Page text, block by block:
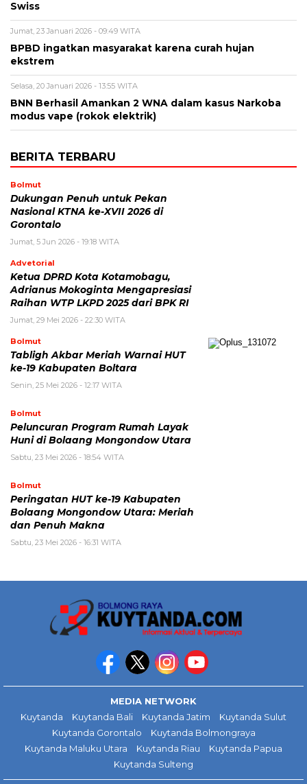
Swiss
Jumat, 23 Januari 2026 - 09:49 WITA
BPBD ingatkan masyarakat karena curah hujan
ekstrem
Selasa, 20 Januari 2026 - 13:55 WITA
BNN Berhasil Amankan 2 WNA dalam kasus Narkoba
modus vape (rokok elektrik)
BERITA TERBARU
Bolmut
Dukungan Penuh untuk Pekan
Nasional KTNA ke-XVII 2026 di
Gorontalo
Jumat, 5 Jun 2026 - 19:18 WITA
Advetorial
Ketua DPRD Kota Kotamobagu,
Adrianus Mokoginta Mengapresiasi
Raihan WTP LKPD 2025 dari BPK RI
Jumat, 29 Mei 2026 - 22:30 WITA
Bolmut
Tabligh Akbar Meriah Warnai HUT
ke-19 Kabupaten Boltara
Senin, 25 Mei 2026 - 12:17 WITA
Bolmut
Peluncuran Program Rumah Layak
Huni di Bolaang Mongondow Utara
Sabtu, 23 Mei 2026 - 18:54 WITA
Bolmut
Peringatan HUT ke-19 Kabupaten
Bolaang Mongondow Utara: Meriah
dan Penuh Makna
Sabtu, 23 Mei 2026 - 16:31 WITA
MEDIA NETWORK
Kuytanda
Kuytanda Bali Kuytanda Jatim
Kuytanda Sulut
Kuytanda Gorontalo
Kuytanda Bolmongraya
Kuytanda Maluku Utara
Kuytanda Riau
Kuytanda Papua
Kuytanda Sulteng